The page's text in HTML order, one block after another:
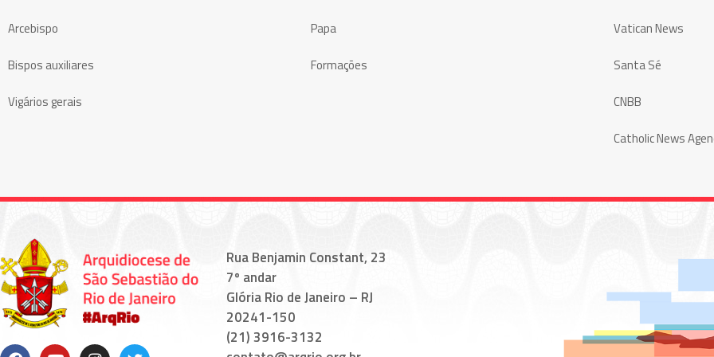
Arcebispo
Bispos auxiliares
Vigários gerais
Papa
Formações
Vatican News
Santa Sé
CNBB
Catholic News
Rua Benjamin Constant, 23
7º andar
Glória Rio de Janeiro – RJ
20241-150
(21) 3916-3132